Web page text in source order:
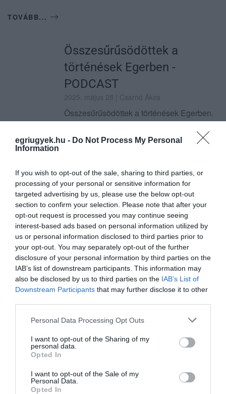
egriugyek.hu - Do Not Process My Personal
Information
If you wish to opt-out of the sale, sharing to third parties, or
processing of your personal or sensitive information for
targeted advertising by us, please use the below opt-out
section to confirm your selection. Please note that after your
opt-out request is processed you may continue seeing
interest-based ads based on personal information utilized by
us or personal information disclosed to third parties prior to
your opt-out. You may separately opt-out of the further
disclosure of your personal information by third parties on the
IAB’s list of downstream participants. This information may
also be disclosed by us to third parties on the IAB’s List of
Downstream Participants that may further disclose it to other
Please note that this website/app uses one or more Google
not limited to your visit or usage behaviour. You may click to
grant or deny consent to Google and its third-party tags to
use your data for below specified purposes in below Google
consent section.
Personal Data Processing Opt Outs
I want to opt-out of the Sharing of my
personal data.
Opted In
I want to opt-out of the Sale of my
Personal Data.
Opted In
TOVÁBB...
Összesűrűsödöttek a
történések Egerben -
PODCAST
2025. május 28 | Csarnó Ákos
Összesűrűsödöttek a történések Egerben.
A katolikus egyház belérúgott a
Régiségvásárba, ezért az egri Fidesz
alakíta...
TOVÁBB...
Zenés Egri Híradó 05.12.
2025. május 12| Csarnó Ákos
Esténként megzenésített hírolvasással
érkezünk! Változhat az egri Régiségvásár
helyszíne: egyházi kérésre indulhat a
folyamat (cikk) Listen on Suno Nyitrai Zsolt
szerint már az is hír, hog...
TOVÁBB...
Parkolási helyett perkálási
koncepció - megoldhatatlan
2025. május 08 | Csarnó Ákos